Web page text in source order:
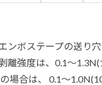
ンボステープの送り
離強度は、0.1～
場合は、 0.1～